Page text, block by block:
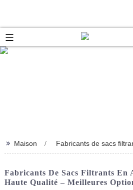
>> Maison Fabricants de sacs
Fabricants De Sacs Filtrants En
Haute Qualité – Meilleures